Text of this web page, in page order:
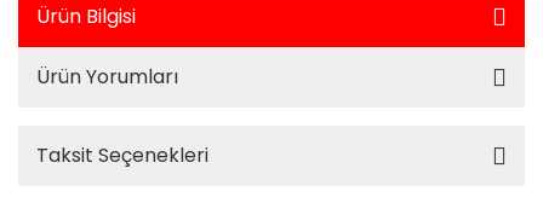
Ürün Bilgisi
Ürün Yorumları
Taksit Seçenekleri